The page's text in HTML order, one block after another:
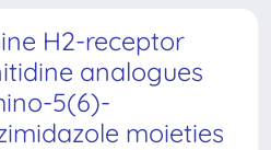
H2-receptor
analogues
5(6)-
moieties